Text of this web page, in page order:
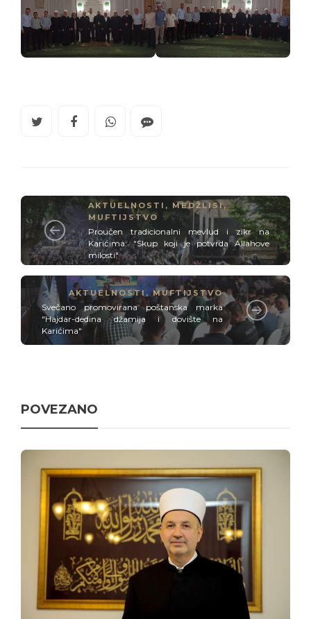
AKTUELNOSTI , MEDŽLISI,
MUFTIJSTVO
Proučen tradicionalni mevlud i zikr na
Karićima: "Skup koji je potvrda Allahove
milosti"
AKTUELNOSTI ,MUFTIJSTVO
Svečano promovirana poštanska marka
"Hajdar-dedina džamija i dovište na
Karićima"
POVEZANO